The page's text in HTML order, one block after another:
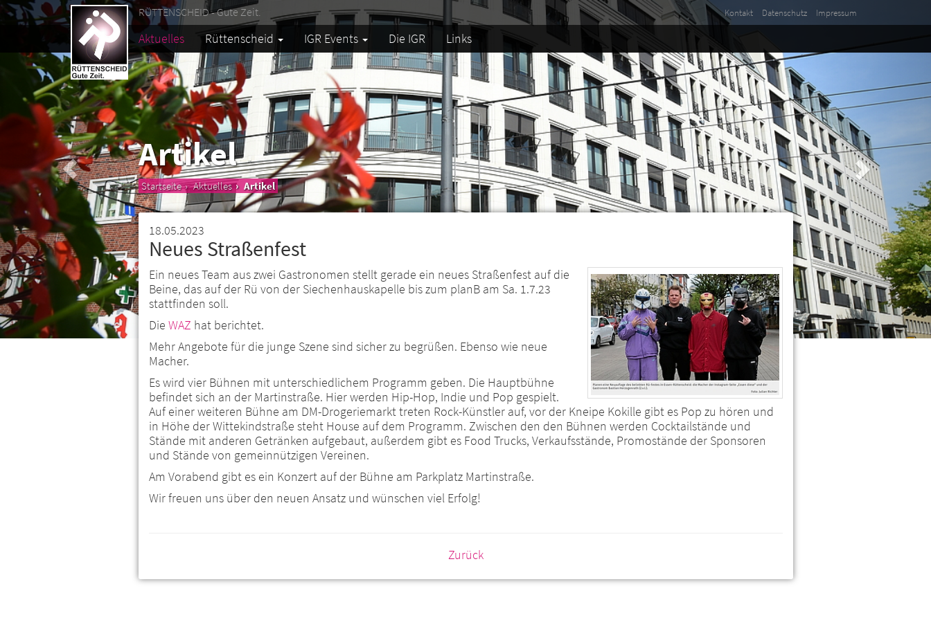
RÜTTENSCHEID - Gute Zeit. Kontakt Datenschutz Impressum
Aktuelles Rüttenscheid IGR Events Die IGR Links
Artikel
Startseite Aktuelles Artikel
18.05.2023
Neues Straßenfest
Ein neues Team aus zwei Gastronomen stellt gerade ein neues Straßenfest auf die
Beine, das auf der Rü von der Siechenhauskapelle bis zum planB am Sa. 1.7.23
stattfinden soll.
Die WAZ hat berichtet.
Mehr Angebote für die junge Szene sind sicher zu begrüßen. Ebenso wie neue
Macher.
Es wird vier Bühnen mit unterschiedlichem Programm geben. Die Hauptbühne
befindet sich an der Martinstraße. Hier werden Hip-Hop, Indie und Pop gespielt.
Auf einer weiteren Bühne am DM-Drogeriemarkt treten Rock-Künstler auf, vor der Kneipe Kokille gibt es Pop zu hören und
in Höhe der Wittekindstraße steht House auf dem Programm. Zwischen den den Bühnen werden Cocktailstände und
Stände mit anderen Getränken aufgebaut, außerdem gibt es Food Trucks, Verkaufsstände, Promostände der Sponsoren
und Stände von gemeinnützigen Vereinen.
Am Vorabend gibt es ein Konzert auf der Bühne am Parkplatz Martinstraße.
Wir freuen uns über den neuen Ansatz und wünschen viel Erfolg!
Zurück